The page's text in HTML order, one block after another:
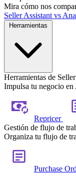
Mira cómo nos
Seller Assistant vs
Herramientas de
Impulsa tu negocio en
Repricer
Gestión de flujo de
Organiza tu flujo de
Purchase